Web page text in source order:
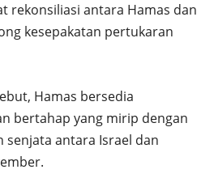
rekonsiliasi antara Hamas dan
kesepakatan pertukaran
Hamas bersedia
bertahap yang mirip dengan
senjata antara Israel dan